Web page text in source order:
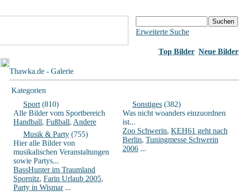
Erweiterte Suche
Top Bilder Neue Bilder
Thawka.de - Galerie
Kategorien
Sport (810)
Alle Bilder vom Sportbereich
Handball, Fußball, Andere
Musik & Party (755)
Hier alle Bilder von
musikalischen Veranstaltungen
sowie Partys...
BassHunter im Traumland
Spornitz, Farin Urlaub 2005,
Party in Wismar...
Sonstiges (382)
Was nicht woanders einzuordnen
ist...
Zoo Schwerin, KEH61 geht nach
Berlin, Tuningmesse Schwerin
2006 ...